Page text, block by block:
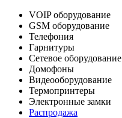
VOIP оборудование
GSM оборудование
Телефония
Гарнитуры
Сетевое оборудование
Домофоны
Видеооборудование
Термопринтеры
Электронные замки
Распродажа